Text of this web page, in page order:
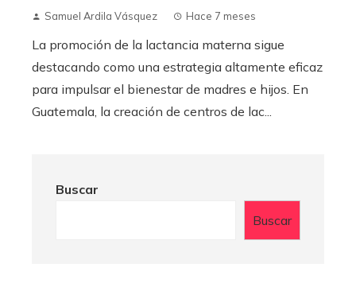
Samuel Ardila Vásquez Hace 7 meses
La promoción de la lactancia materna sigue
destacando como una estrategia altamente eficaz
para impulsar el bienestar de madres e hijos. En
Guatemala, la creación de centros de lac...
Buscar
Buscar